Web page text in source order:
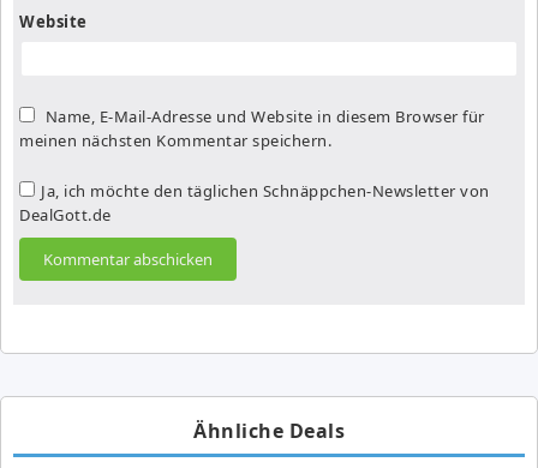
Website
Name, E-Mail-Adresse und Website in diesem Browser für
meinen nächsten Kommentar speichern.
Ja, ich möchte den täglichen Schnäppchen-Newsletter von
DealGott.de
Ähnliche Deals